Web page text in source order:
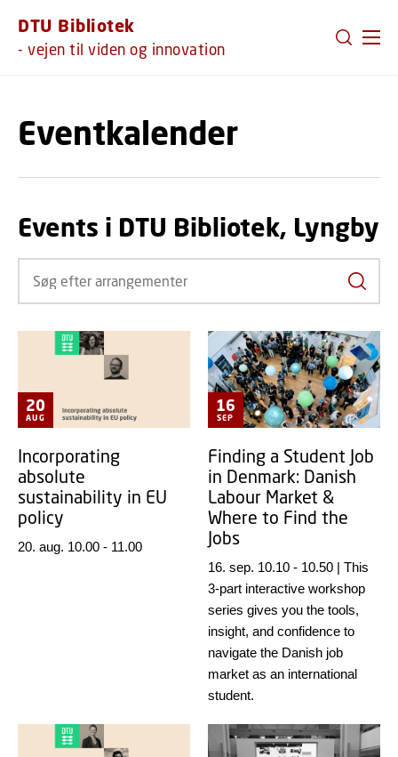
DTU Bibliotek
- vejen til viden og innovation
Eventkalender
Events i DTU Bibliotek, Lyngby
Søg
20
AUG
Incorporating
absolute
sustainability in EU
policy
20. aug. 10.00 - 11.00
16
SEP
Finding a Student Job
in Denmark: Danish
Labour Market &
Where to Find the
Jobs
16. sep. 10.10- 10.50| This
3-part interactive workshop
series gives you the tools,
insight, and confidence to
navigate the Danish job
market as an international
student.